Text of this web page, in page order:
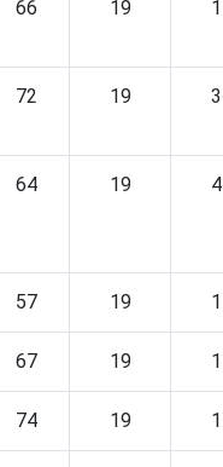
66 19 1
72 19 3
64 19 4
57 19 1
67 19 1
74 19 1